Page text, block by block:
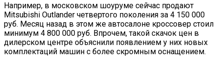
Например, в московском шоуруме сейчас продают
Mitsubishi Outlander четвертого поколения за 4 150 000
руб. Месяц назад в этом же автосалоне кроссовер стоил
минимум 4 800 000 руб. Впрочем, такой скачок цен в
дилерском центре объяснили появлением у них новых
комплектаций машин с более скромным оснащением.